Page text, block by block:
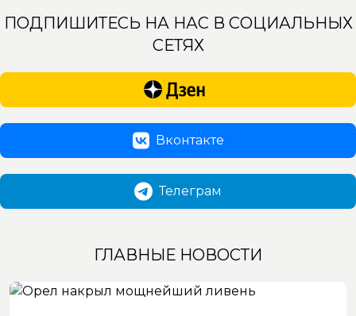
ПОДПИШИТЕСЬ НА НАС В СОЦИАЛЬНЫХ
СЕТЯХ
Вконтакте
Телеграм
ГЛАВНЫЕ НОВОСТИ